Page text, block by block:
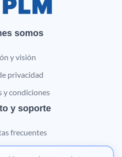
somos
y visión
privacidad
y condiciones
y soporte
frecuentes